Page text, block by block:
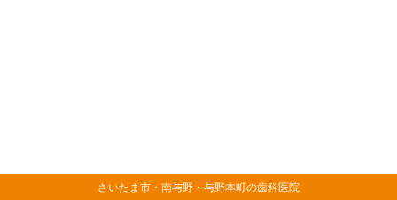
さいたま市・南与野・与野本町の歯科医院